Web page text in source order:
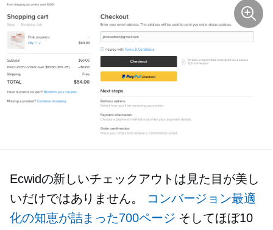
Ecwidの新しいチェックアウトは見た目が美し
いだけではありません。
コンバージョン最適
化の知恵が詰まった700ページ そしてほぼ10